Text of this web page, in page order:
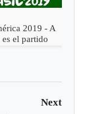
2019 - A
el partido
Next